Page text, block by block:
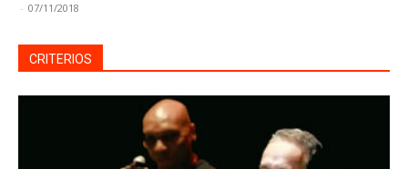
- 07/11/2018
CRITERIOS